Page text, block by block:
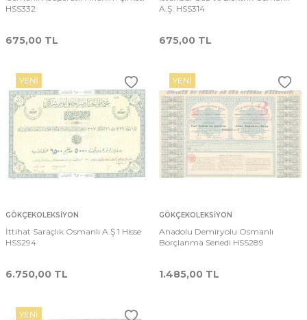
HSS332
675,00 TL
A.Ş. HSS314
675,00 TL
YENI
GÖKÇEKOLEKSIYON
İttihat Saraçlık Osmanlı A.Ş 1 Hisse
HSS294
6.750,00 TL
YENI
GÖKÇEKOLEKSIYON
Anadolu Demiryolu Osmanlı
Borçlanma Senedi HSS289
1.485,00 TL
YENI